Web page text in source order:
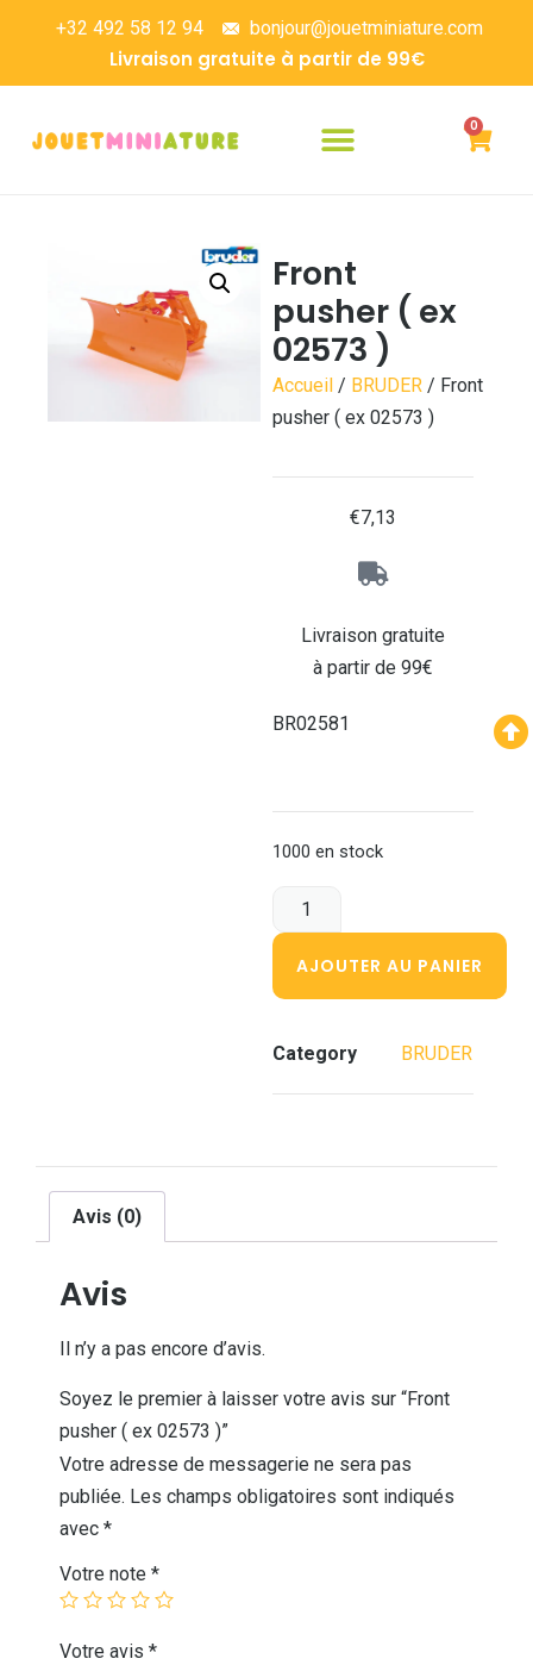
+32 492 58 12 94 bonjour@jouetminiature.com
Livraison gratuite à partir de 99€
0
Front
pusher ( ex
02573 )
Accueil/ BRUDER/ Front
pusher ( ex 02573 )
€7,13
Livraison gratuite
à partir de 99€
BR02581
1000 en stock
AJOUTER AU PANIER
Category BRUDER
Avis (0)
Avis
Il n’y a pas encore d’avis.
Soyez le premier à laisser votre avis sur “Front
pusher ( ex 02573 )”
Votre adresse de messagerie ne sera pas
publiée. Les champs obligatoires sont indiqués
avec *
Votre note *
Votre avis *